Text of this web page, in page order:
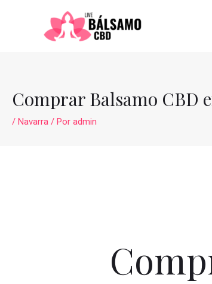
Comprar Balsamo CBD
/ Navarra / Por admin